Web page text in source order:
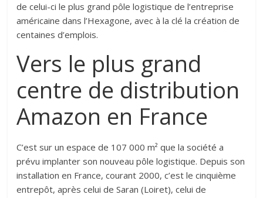
de celui-ci le plus grand pôle logistique de l’entreprise
américaine dans l’Hexagone, avec à la clé la création de
centaines d’emplois.
Vers le plus grand
centre de distribution
Amazon en France
C’est sur un espace de 107 000 m² que la société a
prévu implanter son nouveau pôle logistique. Depuis son
installation en France, courant 2000, c’est le cinquième
entrepôt, après celui de Saran (Loiret), celui de